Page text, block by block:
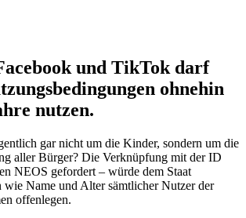
und TikTok darf
ohnehin
nutzen.
gar nicht um die Kinder, sondern um die
aller Bürger? Die Verknüpfung mit der ID
NEOS gefordert – würde dem Staat
wie Name und Alter sämtlicher Nutzer der
offenlegen.